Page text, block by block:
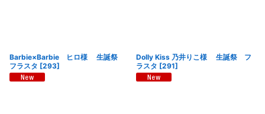
Barbie×Barbie ヒロ様 生誕祭
フラスタ [293]
Dolly Kiss 乃井りこ様 生誕祭 フ
ラスタ [291]